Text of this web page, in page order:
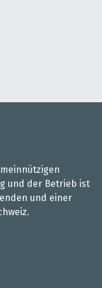
und der Betrieb ist
und einer